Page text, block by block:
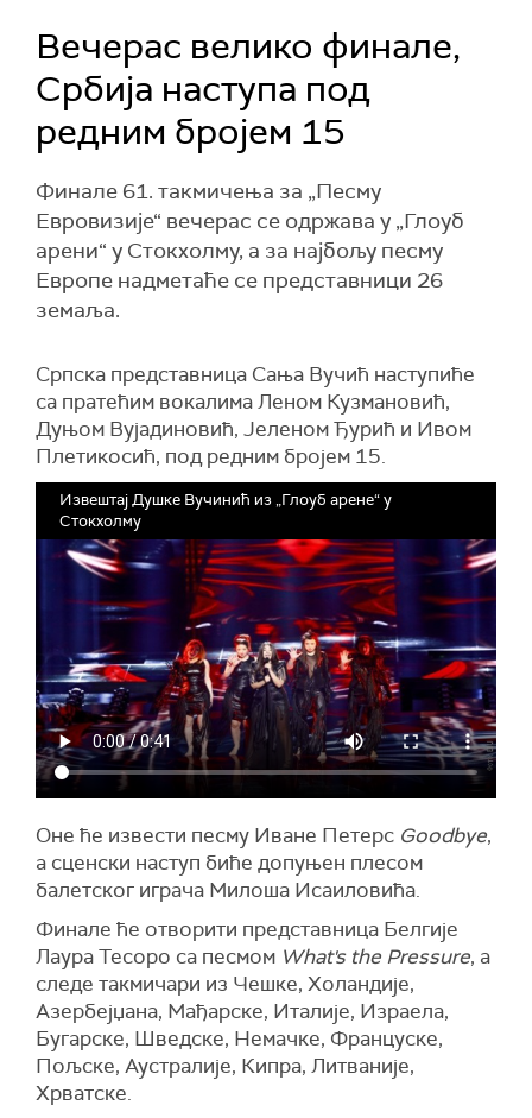
Вечерас велико финале,
Србија наступа под
редним бројем 15
Финале 61. такмичења за „Песму
Евровизије“ вечерас се одржава у „Глоуб
арени“ у Стокхолму, а за најбољу песму
Европе надметаће се представници 26
земаља.
Српска представница Сања Вучић наступиће
са пратећим вокалима Леном Кузмановић,
Дуњом Вујадиновић, Јеленом Ђурић и Ивом
Плетикосић, под редним бројем 15.
Извештај Душке Вучинић из „Глоуб арене“ у
Стокхолму
Оне ће извести песму Иване Петерс Goodbye,
а сценски наступ биће допуњен плесом
балетског играча Милоша Исаиловића.
Финале ће отворити представница Белгије
Лаура Тесоро са песмом What's the Pressure, а
следе такмичари из Чешке, Холандије,
Азербејџана, Мађарске, Италије, Израела,
Бугарске, Шведске, Немачке, Француске,
Пољске, Аустралије, Кипра, Литваније,
Хрватске.